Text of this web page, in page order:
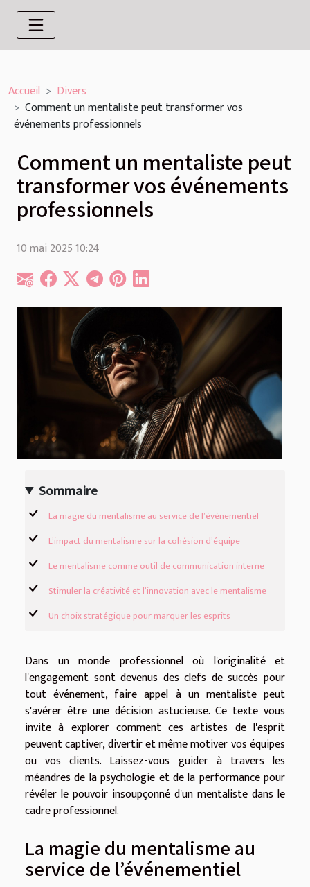
Accueil
Divers
Comment un mentaliste peut transformer vos
événements professionnels
Comment un mentaliste peut
transformer vos événements
professionnels
10 mai 2025 10:24
Sommaire
La magie du mentalisme au service de l’événementiel
L’impact du mentalisme sur la cohésion d’équipe
Le mentalisme comme outil de communication interne
Stimuler la créativité et l’innovation avec le mentalisme
Un choix stratégique pour marquer les esprits
Dans un monde professionnel où l'originalité et
l'engagement sont devenus des clefs de succès pour
tout événement, faire appel à un mentaliste peut
s'avérer être une décision astucieuse. Ce texte vous
invite à explorer comment ces artistes de l'esprit
peuvent captiver, divertir et même motiver vos équipes
ou vos clients. Laissez-vous guider à travers les
méandres de la psychologie et de la performance pour
révéler le pouvoir insoupçonné d'un mentaliste dans le
cadre professionnel.
La magie du mentalisme au
service de l’événementiel